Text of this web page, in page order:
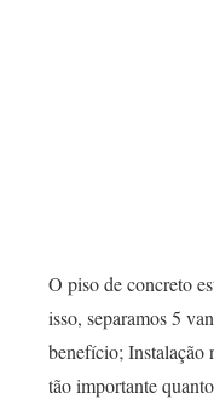
O piso de concreto
isso, separamos 5
benefício; Instalação
tão importante